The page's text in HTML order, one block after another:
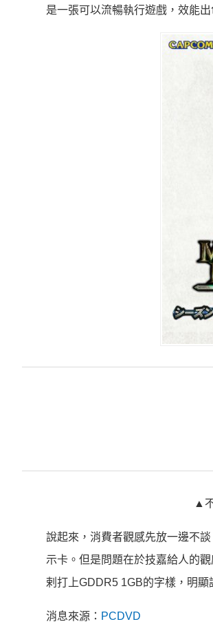
是一張可以流暢執行遊戲，效能
▲
說起來，消費者觀感先放一邊不
示卡。但是問題在於技嘉給人的
剌打上GDDR5 1GB的字樣，明
消息來源： PCDVD